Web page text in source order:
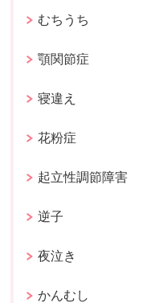
むちうち
顎関節症
寝違え
花粉症
起立性調節障害
逆子
夜泣き
かんむし